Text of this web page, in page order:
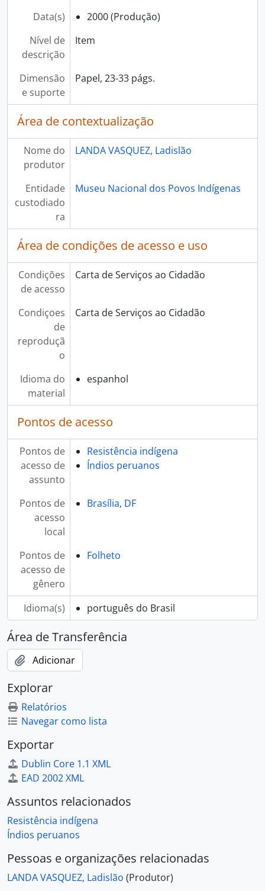
Data(s)
2000 (Produção)
Nível de
descrição
Item
Dimensão
e suporte
Papel, 23-33 págs.
Área de contextualização
Nome do
produtor
LANDA VASQUEZ, Ladislão
Entidade
custodiado
ra
Museu Nacional dos Povos Indígenas
Área de condições de acesso e uso
Condições
de acesso
Carta de Serviços ao Cidadão
Condiçoes
de
reproduçã
o
Carta de Serviços ao Cidadão
Idioma do
material
espanhol
Pontos de acesso
Pontos de
acesso de
assunto
Resistência indígena
Índios peruanos
Pontos de
acesso
local
Brasília, DF
Pontos de
acesso de
gênero
Folheto
Idioma(s) português do Brasil
Área de Transferência
Adicionar
Explorar
Relatórios
Navegar como lista
Exportar
Dublin Core 1.1 XML
EAD 2002 XML
Assuntos relacionados
Resistência indígena
Índios peruanos
Pessoas e organizações relacionadas
LANDA VASQUEZ, Ladislão (Produtor)